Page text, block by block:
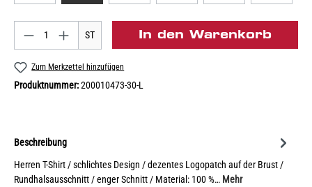
ST In den Warenkorb
Zum Merkzettel hinzufügen
Produktnummer:200010473-30-L
Beschreibung
Herren T-Shirt / schlichtes Design / dezentes Logopatch auf der Brust /
Rundhalsausschnitt / enger Schnitt / Material: 100 %… Mehr